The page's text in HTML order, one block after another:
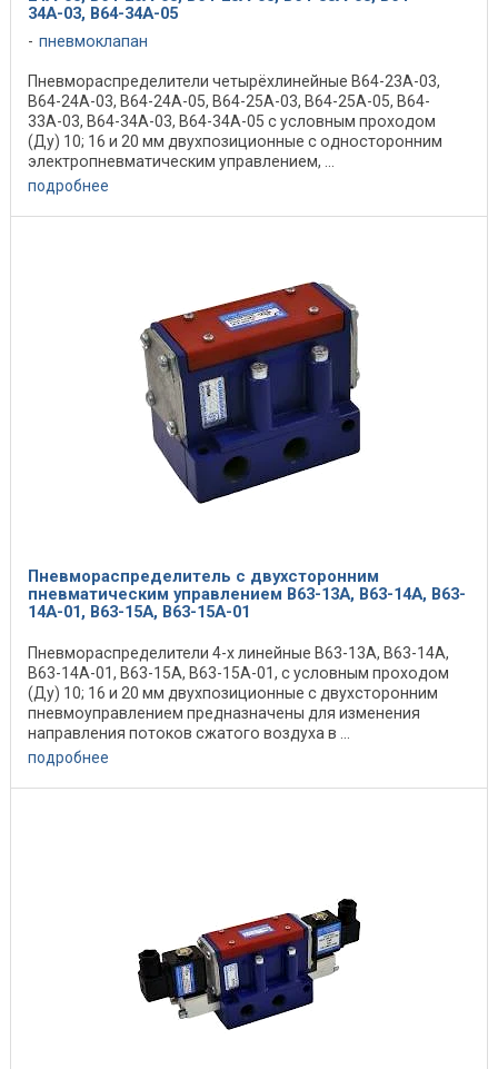
34А-03, В64-34А-05
пневмоклапан
Пневмораспределители четырёхлинейные В64-23А-03,
В64-24А-03, В64-24А-05, В64-25А-03, В64-25А-05, В64-
33А-03, В64-34А-03, В64-34А-05 с условным проходом
(Ду) 10; 16 и 20 мм двухпозиционные с односторонним
электропневматическим управлением, ...
подробнее
Пневмораспределитель с двухсторонним
пневматическим управлением В63-13А, В63-14А, В63-
14А-01, В63-15А, В63-15А-01
Пневмораспределители 4-х линейные В63-13А, В63-14А,
В63-14А-01, В63-15А, В63-15А-01, с условным проходом
(Ду) 10; 16 и 20 мм двухпозиционные с двухсторонним
пневмоуправлением предназначены для изменения
направления потоков сжатого воздуха в ...
подробнее